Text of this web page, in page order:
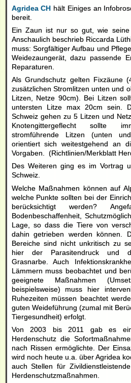
Agridea CH hält Einiges an
bereit.
Ein Zaun ist nur so gut, wie seine
Anschaulich beschrieb Riccarda
muss: Sorgfältiger Aufbau und
Weidezaungerät, dazu passende
Reparaturen.
Als Grundschutz gelten Fixzäune
zusätzlichen Stromlitzen unten und
Litzen, Netze 90cm). Bei Litzen
untersten Litze max 20cm sein.
Schweiz gehen zu 5 Litzen und
Knotengittergeflecht sollte
stromführende Litzen (unten
orientiert sich weitestgehend an
Vorgaben. (Richtlinien/Merkblatt
Des Weiteren ging es im Vortrag
Schweiz.
Welche Maßnahmen können auf
welche Punkte sollten bei der
berücksichtigt werden?
Bodenbeschaffenheit,
Lage, so dass die Tiere von
dahin getrieben werden können.
Bereiche sind nicht unkritisch zu
hier der Parasitendruck und
Grasnarbe. Auch
Lämmern muss beobachtet und
geeignete Maßnahmen
beispielsweise) muss hier
Ruhezeiten müssen beachtet
guten Weideführung (zumal mit
Tiergesundheit) erfolgt.
Von 2003 bis 2011 gab es
Herdenschutz die
nach Rissen ermöglichte. Der
wird noch heute u.a. über Agridea
auch Stellen für
Herdenschutzmaßnahmen.